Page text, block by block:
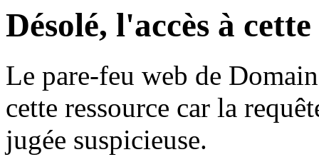
Désolé, l'accès à
Le pare-feu web de
cette ressource car la
jugée suspicieuse.